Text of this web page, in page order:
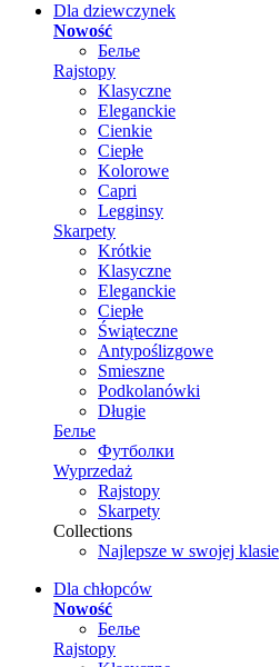
Dla dziewczynek
Nowość
Белье
Rajstopy
Klasyczne
Eleganckie
Cienkie
Ciepłe
Kolorowe
Capri
Legginsy
Skarpety
Krótkie
Klasyczne
Eleganckie
Ciepłe
Świąteczne
Antypoślizgowe
Smieszne
Podkolanówki
Długie
Белье
Футболки
Wyprzedaż
Rajstopy
Skarpety
Collections
Najlepsze w swojej klasie
Dla chłopców
Nowość
Белье
Rajstopy